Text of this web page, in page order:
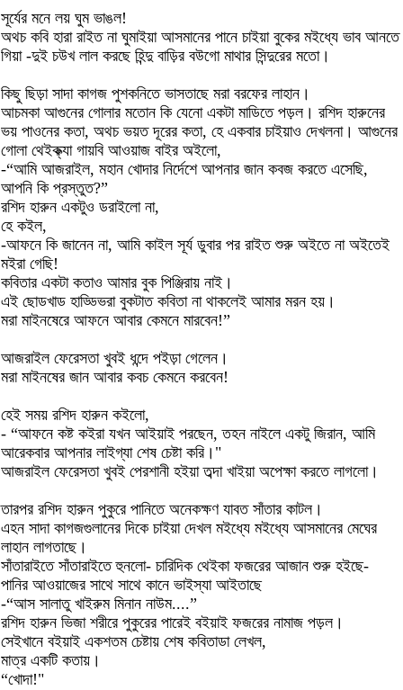
সূর্যের মনে লয় ঘুম ভাঙল!
অথচ কবি হারা রাইত না ঘুমাইয়া আসমানের পানে চাইয়া বুকের মইধ্যে ভাব আনতে
গিয়া -দুই চউখ লাল করছে হিন্দু বাড়ির বউগো মাথার সিন্দুরের মতো।
কিছু ছিড়া সাদা কাগজ পুশকনিতে ভাসতাছে মরা বরফের লাহান।
আচমকা আগুনের গোলার মতোন কি যেনো একটা মাডিতে পড়ল। রশিদ হারুনের
ভয় পাওনের কতা, অথচ ভয়ত দূরের কতা, হে একবার চাইয়াও দেখলনা। আগুনের
গোলা থেইক্ক্যা গায়বি আওয়াজ বাইর অইলো,
-“আমি আজরা‌ইল, মহান খোদার নির্দেশে আপনার জান কবজ করতে এসেছি,
আপনি কি প্রস্তুত?”
রশিদ হারুন একটুও ডরাইলো না,
হে কইল,
-আফনে কি জানেন না, আমি কাইল সূর্য ডুবার পর রাইত শুরু অইতে না অইতেই
মইরা গেছি!
কবিতার একটা কতাও আমার বুক পিঞ্জিরায় নাই।
এই ছোডখাড হাড্ডিভরা বুকটাত কবিতা না থাকলেই আমার মরন হয়।
মরা মাইনষেরে আফনে আবার কেমনে মারবেন!”
আজরাইল ফেরেসতা খুবই ধন্দে পইড়া গেলেন।
মরা মাইনষের জান আবার কবচ কেমনে করবেন!
হেই সময় রশিদ হারুন কইলো,
- “আফনে কষ্ট কইরা যখন আইয়াই পরছেন, তহন নাইলে একটু জিরান, আমি
আরেকবার আপনার লাইগ্যা শেষ চেষ্টা করি।"
আজরাইল ফেরেসতা খুবই পেরশানী হইয়া তব্দা খাইয়া অপেক্ষা করতে লাগলো।
তারপর রশিদ হারুন পুকুরে পানিতে অনেকক্ষণ যাবত সাঁতার কাটল।
এহন সাদা কাগজগুলানের দিকে চাইয়া দেখল মইধ্যে মইধ্যে আসমানের মেঘের
লাহান লাগতাছে।
সাঁতারাইতে সাঁতারাইতে হুনলো- চারিদিক থেইকা ফজরের আজান শুরু হইছে-
পানির আওয়াজের সাথে সাথে কানে ভাইস্যা আইতাছে
-“আস সালাতু খাইরুম মিনান নাউম....”
রশিদ হারুন ভিজা শরীরে পুকুরের পারেই বইয়াই ফজরের নামাজ পড়ল।
সেইখানে বইয়াই একশতম চেষ্টায় শেষ কবিতাডা লেখল,
মাত্র একটি কতায়।
“খোদা!"